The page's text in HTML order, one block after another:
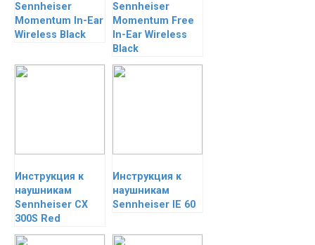
Sennheiser
Momentum In-Ear
Wireless Black
Sennheiser
Momentum Free
In-Ear Wireless
Black
Инструкция к
наушникам
Sennheiser CX
300S Red
Инструкция к
наушникам
Sennheiser IE 60